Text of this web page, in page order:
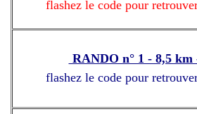
flashez le code pour
RANDO n° 1 - 8,5
flashez le code pour